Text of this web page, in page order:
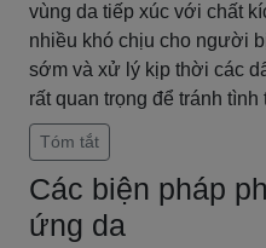
vùng da tiếp xúc với chất
nhiều khó chịu cho người
sớm và xử lý kịp thời các
rất quan trọng để tránh
Tóm tắt
Các biện pháp
ứng da